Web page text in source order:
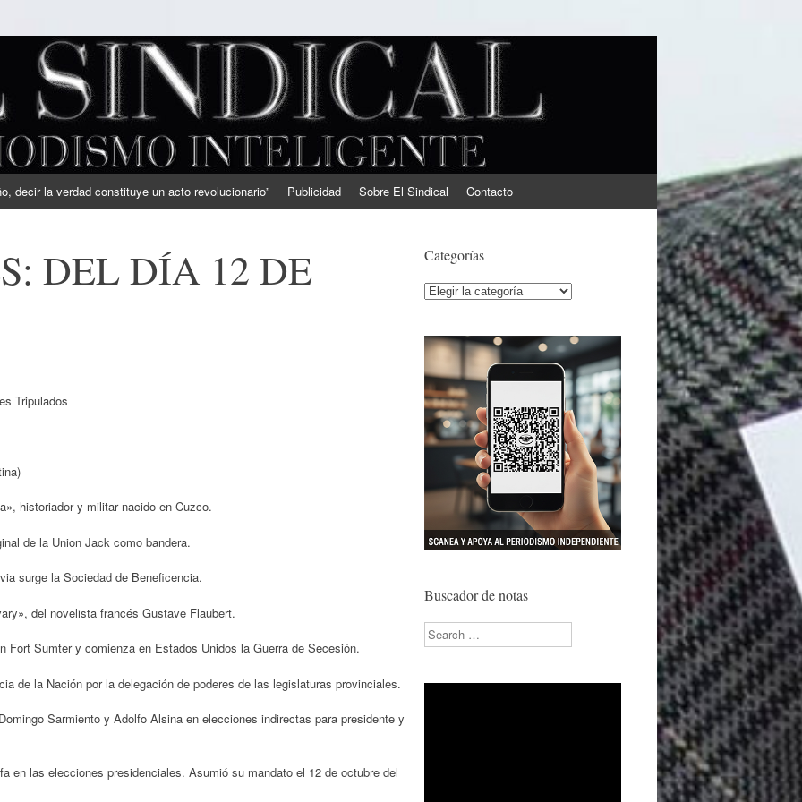
decir la verdad constituye un acto revolucionario” Publicidad Sobre El Sindical Contacto
DEL DÍA 12 DE
Tripulados
historiador y militar nacido en Cuzco.
de la Union Jack como bandera.
surge la Sociedad de Beneficencia.
del novelista francés Gustave Flaubert.
Fort Sumter y comienza en Estados Unidos la Guerra de Secesión.
de la Nación por la delegación de poderes de las legislaturas provinciales.
Sarmiento y Adolfo Alsina en elecciones indirectas para presidente y
en las elecciones presidenciales. Asumió su mandato el 12 de octubre del
Categorías
Categorías
Buscador de notas
Search